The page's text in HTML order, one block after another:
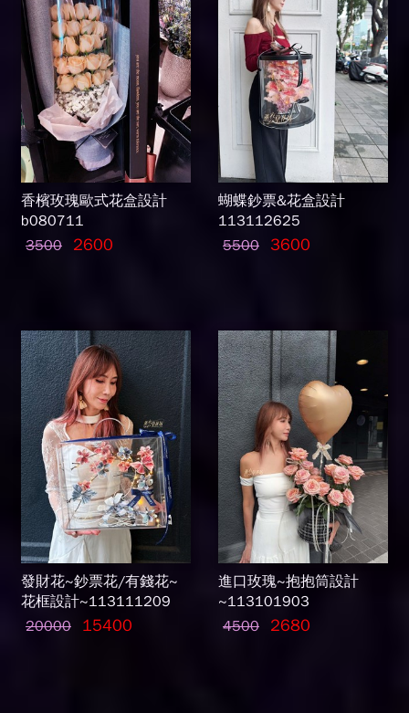
香檳玫瑰歐式花盒設計
b080711
3500
2600
蝴蝶鈔票&花盒設計
113112625
5500 3600
發財花~鈔票花/有錢花~
花框設計~113111209
20000
15400
進口玫瑰~抱抱筒設計
~113101903
4500
2680